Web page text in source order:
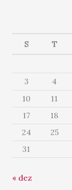
S T
3
4
10
11
17
18
24
25
31
« dez